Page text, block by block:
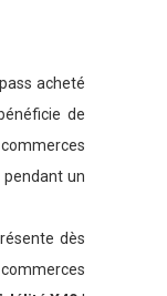
acheté
de
un
dès